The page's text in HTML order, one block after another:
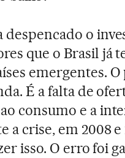
despencado o
que o Brasil já
emergentes.
É a falta de
consumo e a
a crise, em 2008
isso. O erro foi